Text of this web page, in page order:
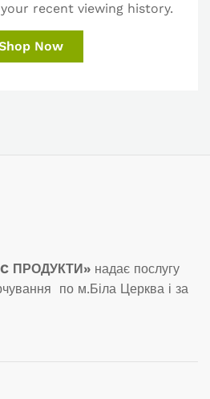
recent viewing history.
Now
ПРОДУКТИ» надає послугу
по м.Біла Церква і за